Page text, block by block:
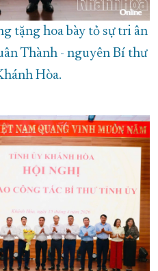
tặng hoa bày tỏ sự tri ân
Thành - nguyên Bí thư
Hòa.